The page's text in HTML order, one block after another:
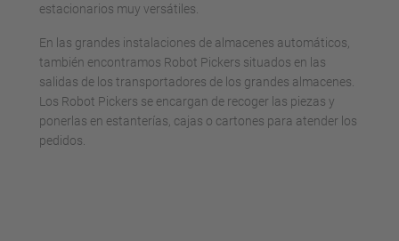
estacionarios muy versátiles.
En las grandes instalaciones de almacenes automáticos,
también encontramos Robot Pickers situados en las
salidas de los transportadores de los grandes almacenes.
Los Robot Pickers se encargan de recoger las piezas y
ponerlas en estanterías, cajas o cartones para atender los
pedidos.